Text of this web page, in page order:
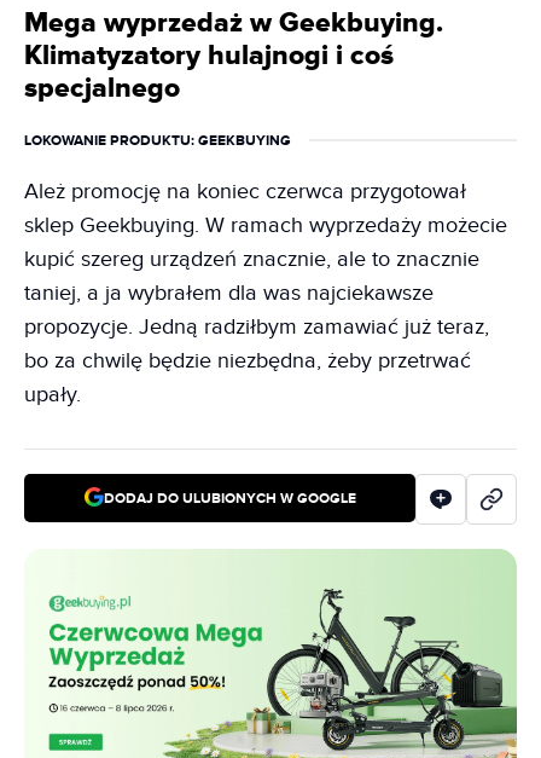
Mega wyprzedaż w Geekbuying.
Klimatyzatory hulajnogi i coś
specjalnego
LOKOWANIE PRODUKTU: GEEKBUYING
Ależ promocję na koniec czerwca przygotował
sklep Geekbuying. W ramach wyprzedaży możecie
kupić szereg urządzeń znacznie, ale to znacznie
taniej, a ja wybrałem dla was najciekawsze
propozycje. Jedną radziłbym zamawiać już teraz,
bo za chwilę będzie niezbędna, żeby przetrwać
upały.
DODAJ DO ULUBIONYCH W GOOGLE